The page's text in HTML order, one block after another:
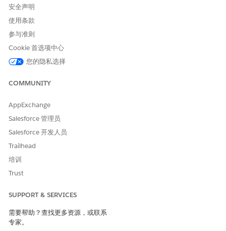
安全声明
使用条款
参与准则
Cookie 首选项中心
您的隐私选择
COMMUNITY
AppExchange
Salesforce 管理员
Salesforce 开发人员
Trailhead
培训
Trust
SUPPORT & SERVICES
需要帮助？查找更多资源，或联系
专家。